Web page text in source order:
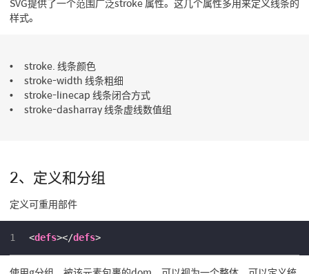
样式。
stroke. 线条颜色
stroke-width 线条粗细
stroke-linecap 线条闭合方式
stroke-dasharray 线条虚线数值组
2、定义和分组
定义可重用部件
1 <defs></defs>